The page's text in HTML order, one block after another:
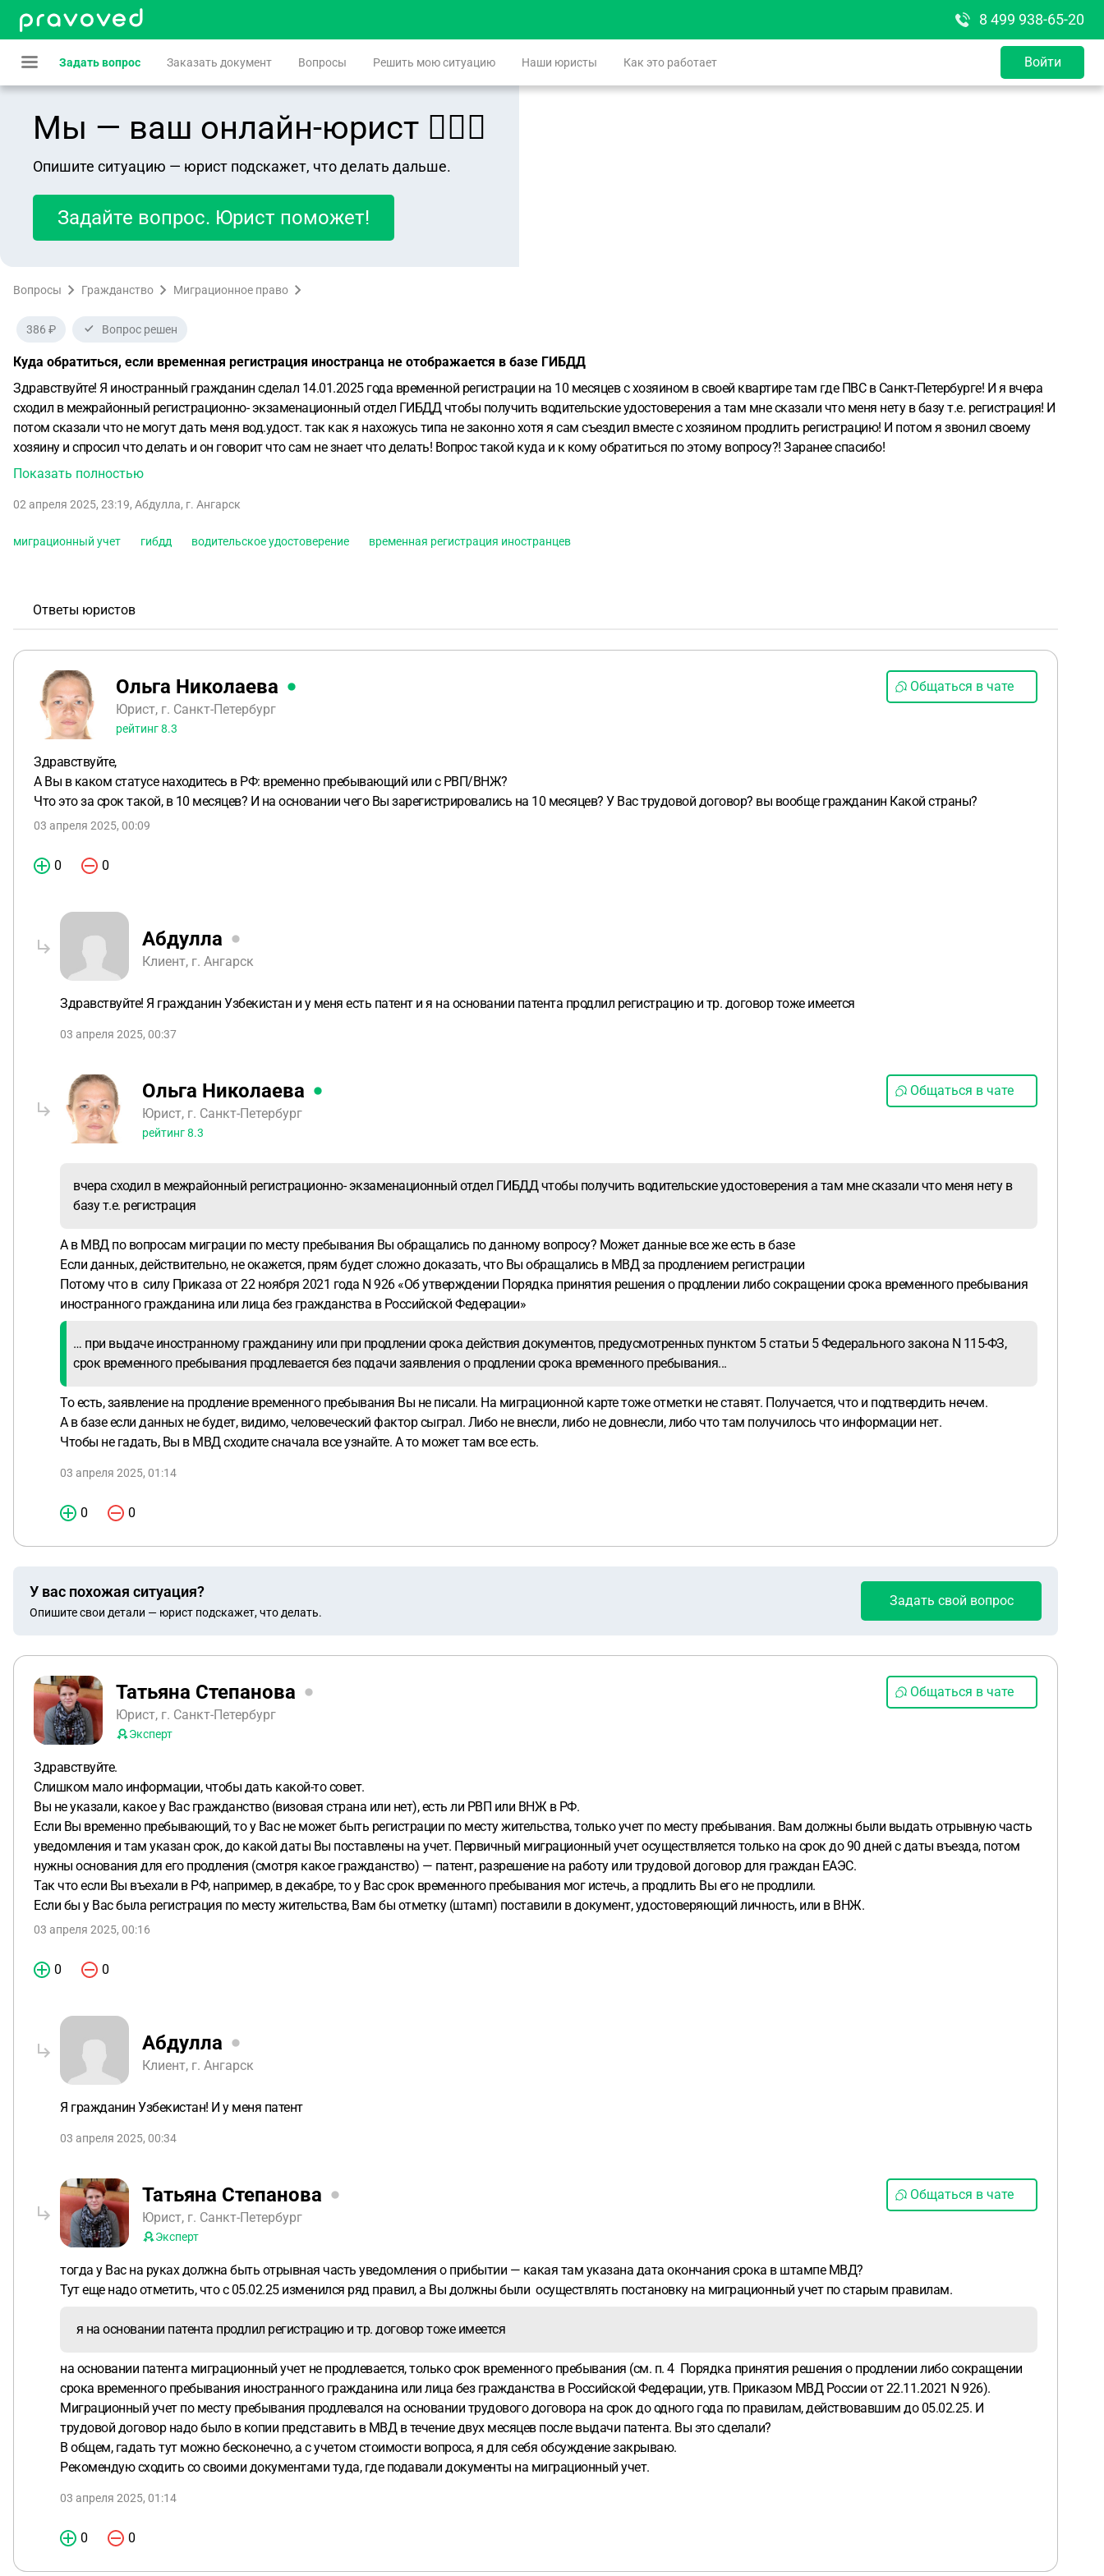
8 499 938-65-20
Задать вопрос Заказать документ Вопросы Решить мою ситуацию Наши юристы Как это работает Войти
Мы — ваш онлайн-юрист 👨🏻‍⚖️
Опишите ситуацию — юрист подскажет, что делать дальше.
Задайте вопрос. Юрист поможет!
Вопросы Гражданство Миграционное право
386 ₽ Вопрос решен
Куда обратиться, если временная регистрация иностранца не отображается в базе ГИБДД
Здравствуйте! Я иностранный гражданин сделал 14.01.2025 года временной регистрации на 10 месяцев с хозяином в своей квартире там где ПВС в Санкт-Петербурге! И я вчера
сходил в межрайонный регистрационно- экзаменационный отдел ГИБДД чтобы получить водительские удостоверения а там мне сказали что меня нету в базу т.е. регистрация! И
потом сказали что не могут дать меня вод.удост. так как я нахожусь типа не законно хотя я сам съездил вместе с хозяином продлить регистрацию! И потом я звонил своему
хозяину и спросил что делать и он говорит что сам не знает что делать! Вопрос такой куда и к кому обратиться по этому вопросу?! Заранее спасибо!
Показать полностью
02 апреля 2025, 23:19, Абдулла, г. Ангарск
миграционный учет гибдд водительское удостоверение временная регистрация иностранцев
Ответы юристов
Ольга Николаева
Юрист, г. Санкт-Петербург
рейтинг8.3
Общаться в чате
Здравствуйте,
А Вы в каком статусе находитесь в РФ: временно пребывающий или с РВП/ВНЖ?
Что это за срок такой, в 10 месяцев? И на основании чего Вы зарегистрировались на 10 месяцев? У Вас трудовой договор? вы вообще гражданин Какой страны?
03 апреля 2025, 00:09
0 0
Абдулла
Клиент, г. Ангарск
Здравствуйте! Я гражданин Узбекистан и у меня есть патент и я на основании патента продлил регистрацию и тр. договор тоже имеется
03 апреля 2025, 00:37
Ольга Николаева
Юрист, г. Санкт-Петербург
рейтинг8.3
Общаться в чате
вчера сходил в межрайонный регистрационно- экзаменационный отдел ГИБДД чтобы получить водительские удостоверения а там мне сказали что меня нету в
базу т.е. регистрация
А в МВД по вопросам миграции по месту пребывания Вы обращались по данному вопросу? Может данные все же есть в базе
Если данных, действительно, не окажется, прям будет сложно доказать, что Вы обращались в МВД за продлением регистрации
Потому что в силу Приказа от 22 ноября 2021 года N 926 «Об утверждении Порядка принятия решения о продлении либо сокращении срока временного пребывания
иностранного гражданина или лица без гражданства в Российской Федерации»
… при выдаче иностранному гражданину или при продлении срока действия документов, предусмотренных пунктом 5 статьи 5 Федерального закона N 115-ФЗ,
срок временного пребывания продлевается без подачи заявления о продлении срока временного пребывания...
То есть, заявление на продление временного пребывания Вы не писали. На миграционной карте тоже отметки не ставят. Получается, что и подтвердить нечем.
А в базе если данных не будет, видимо, человеческий фактор сыграл. Либо не внесли, либо не довнесли, либо что там получилось что информации нет.
Чтобы не гадать, Вы в МВД сходите сначала все узнайте. А то может там все есть.
03 апреля 2025, 01:14
0 0
У вас похожая ситуация?
Опишите свои детали — юрист подскажет, что делать.
Задать свой вопрос
Татьяна Степанова
Юрист, г. Санкт-Петербург
Эксперт
Общаться в чате
Здравствуйте.
Слишком мало информации, чтобы дать какой-то совет.
Вы не указали, какое у Вас гражданство (визовая страна или нет), есть ли РВП или ВНЖ в РФ.
Если Вы временно пребывающий, то у Вас не может быть регистрации по месту жительства, только учет по месту пребывания. Вам должны были выдать отрывную часть
уведомления и там указан срок, до какой даты Вы поставлены на учет. Первичный миграционный учет осуществляется только на срок до 90 дней с даты въезда, потом
нужны основания для его продления (смотря какое гражданство) — патент, разрешение на работу или трудовой договор для граждан ЕАЭС.
Так что если Вы въехали в РФ, например, в декабре, то у Вас срок временного пребывания мог истечь, а продлить Вы его не продлили.
Если бы у Вас была регистрация по месту жительства, Вам бы отметку (штамп) поставили в документ, удостоверяющий личность, или в ВНЖ.
03 апреля 2025, 00:16
0 0
Абдулла
Клиент, г. Ангарск
Я гражданин Узбекистан! И у меня патент
03 апреля 2025, 00:34
Татьяна Степанова
Юрист, г. Санкт-Петербург
Эксперт
Общаться в чате
тогда у Вас на руках должна быть отрывная часть уведомления о прибытии — какая там указана дата окончания срока в штампе МВД?
Тут еще надо отметить, что с 05.02.25 изменился ряд правил, а Вы должны были осуществлять постановку на миграционный учет по старым правилам.
я на основании патента продлил регистрацию и тр. договор тоже имеется
на основании патента миграционный учет не продлевается, только срок временного пребывания (см. п. 4 Порядка принятия решения о продлении либо сокращении
срока временного пребывания иностранного гражданина или лица без гражданства в Российской Федерации, утв. Приказом МВД России от 22.11.2021 N 926).
Миграционный учет по месту пребывания продлевался на основании трудового договора на срок до одного года по правилам, действовавшим до 05.02.25. И
трудовой договор надо было в копии представить в МВД в течение двух месяцев после выдачи патента. Вы это сделали?
В общем, гадать тут можно бесконечно, а с учетом стоимости вопроса, я для себя обсуждение закрываю.
Рекомендую сходить со своими документами туда, где подавали документы на миграционный учет.
03 апреля 2025, 01:14
0 0